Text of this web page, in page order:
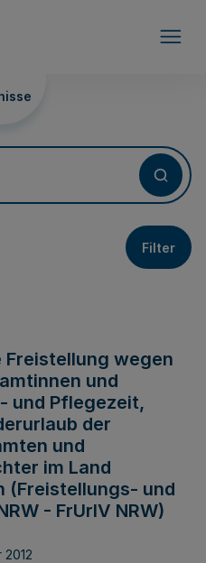
Filter
Freistellung wegen
und
und Pflegezeit,
der
und
im Land
(Freistellungs- und
- FrUrlV NRW)
2012